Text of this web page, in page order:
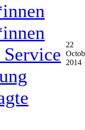
22
2014